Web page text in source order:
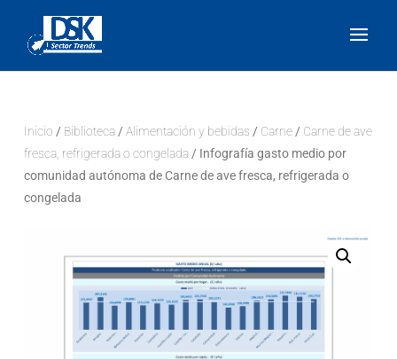
Inicio / Biblioteca/ Alimentación y bebidas / Carne/ Carne de ave
fresca, refrigerada o congelada/ Infografía gasto medio por
comunidad autónoma de Carne de ave fresca, refrigerada o
congelada